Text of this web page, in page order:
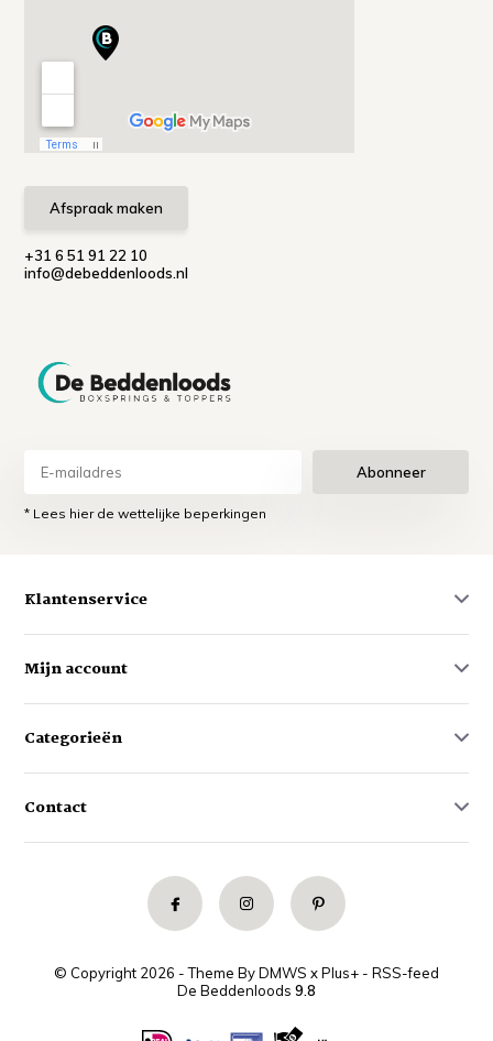
Afspraak maken
+31 6 51 91 22 10
info@debeddenloods.nl
Abonneer
* Lees hier de wettelijke beperkingen
Klantenservice
Mijn account
Categorieën
Contact
© Copyright 2026 - Theme ByDMWS xPlus+ - RSS-feed
De Beddenloods 9.8